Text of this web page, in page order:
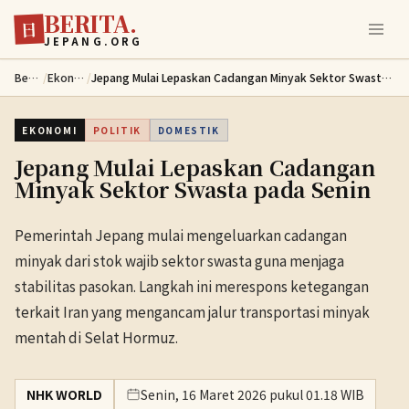
Lewati ke konten utama
日 BERITA.
JEPANG.ORG
Berita / Ekonomi / Jepang Mulai Lepaskan Cadangan Minyak Sektor Swasta pada Senin
EKONOMI POLITIK DOMESTIK
Jepang Mulai Lepaskan Cadangan
Minyak Sektor Swasta pada Senin
Pemerintah Jepang mulai mengeluarkan cadangan
minyak dari stok wajib sektor swasta guna menjaga
stabilitas pasokan. Langkah ini merespons ketegangan
terkait Iran yang mengancam jalur transportasi minyak
mentah di Selat Hormuz.
NHK WORLD
Senin, 16 Maret 2026 pukul 01.18 WIB